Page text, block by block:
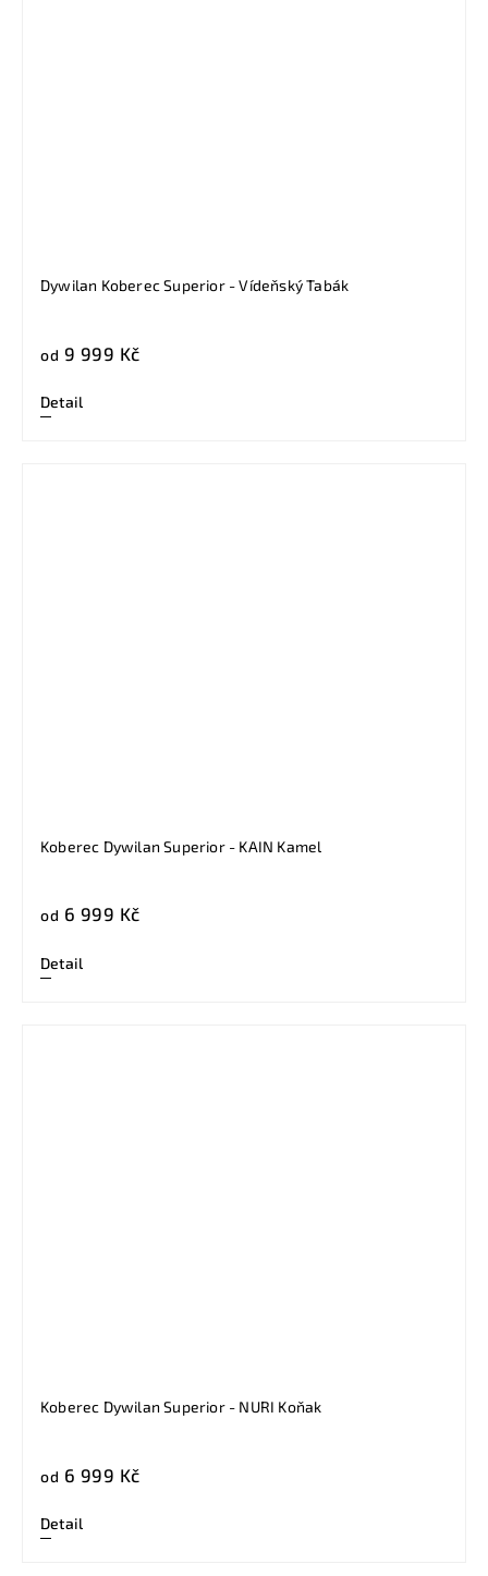
Dywilan Koberec Superior - Vídeňský Tabák
od 9 999 Kč
Detail
Koberec Dywilan Superior - KAIN Kamel
od 6 999 Kč
Detail
Koberec Dywilan Superior - NURI Koňak
od 6 999 Kč
Detail